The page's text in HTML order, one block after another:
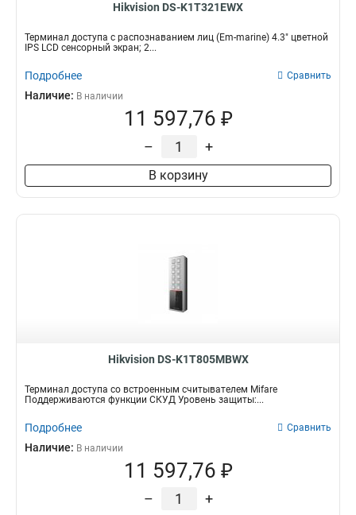
Hikvision DS-K1T321EWX
Терминал доступа с распознаванием лиц (Em-marine) 4.3" цветной
IPS LCD сенсорный экран; 2...
Подробнее Сравнить
Наличие: В наличии
11 597,76 ₽
– +
В корзину
Hikvision DS-K1T805MBWX
Терминал доступа со встроенным считывателем Mifare
Поддерживаются функции СКУД Уровень защиты:...
Подробнее Сравнить
Наличие: В наличии
11 597,76 ₽
– +